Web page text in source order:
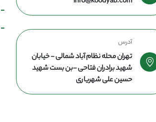
آدرس
تهران محله نظام آباد شمالی - خیابان
شهید برادران فتاحی -بن بست شهید
حسین علی شهریاری